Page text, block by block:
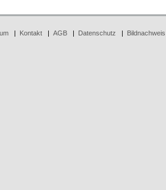
| Kontakt| AGB| Datenschutz | Bildnachweis